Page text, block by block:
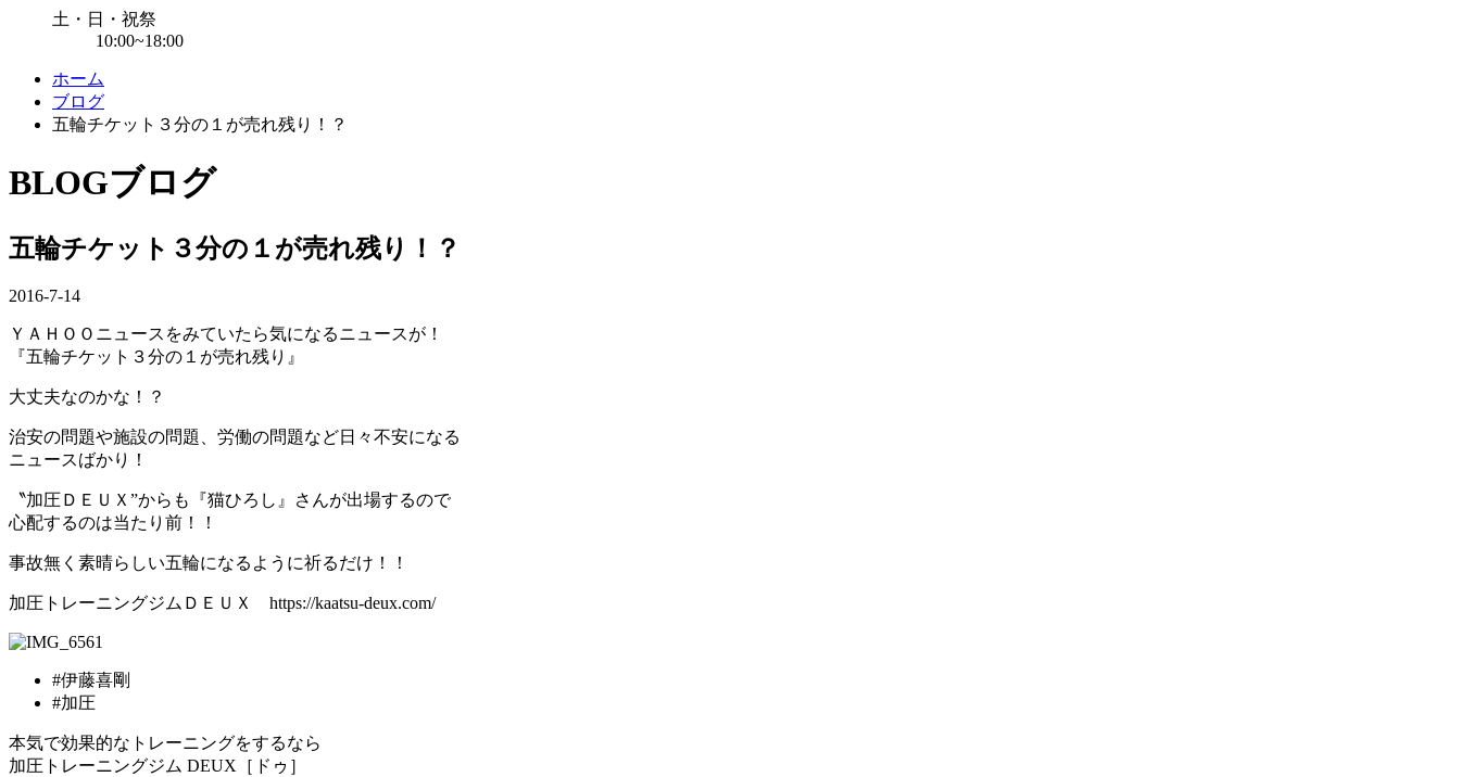
土・日・祝祭
10:00~18:00
ホーム
ブログ
五輪チケット３分の１が売れ残り！？
BLOGブログ
五輪チケット３分の１が売れ残り！？
2016-7-14
ＹＡＨＯＯニュースをみていたら気になるニュースが！
『五輪チケット３分の１が売れ残り』
大丈夫なのかな！？
治安の問題や施設の問題、労働の問題など日々不安になる
ニュースばかり！
〝加圧ＤＥＵＸ”からも『猫ひろし』さんが出場するので
心配するのは当たり前！！
事故無く素晴らしい五輪になるように祈るだけ！！
加圧トレーニングジムＤＥＵＸ https://kaatsu-deux.com/
#伊藤喜剛
#加圧
本気で効果的なトレーニングをするなら
加圧トレーニングジム DEUX［ドゥ］